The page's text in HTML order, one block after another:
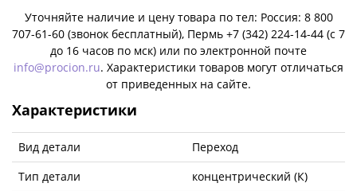
Уточняйте наличие и цену товара по тел: Россия: 8 800
707-61-60 (звонок бесплатный), Пермь +7 (342) 224-14-44 (c 7
до 16 часов по мск) или по электронной почте
info@procion.ru. Характеристики товаров могут отличаться
от приведенных на сайте.
Характеристики
Вид детали
Переход
Тип детали
концентрический (К)